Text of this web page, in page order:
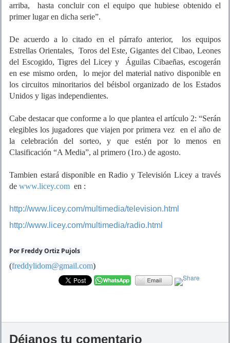
arriba, hasta concluir con el equipo que hubiese obtenido el
primer lugar en dicha serie”.
De acuerdo a lo citado en el párrafo anterior, los equipos
Estrellas Orientales, Toros del Este, Gigantes del Cibao, Leones
del Escogido, Tigres del Licey y Águilas Cibaeñas, escogerán
en ese mismo orden, lo mejor del material nativo disponible en
los circuitos minoritarios del béisbol organizado de los Estados
Unidos y ligas independientes.
Cabe destacar que conforme a lo que plantea el artículo 2: “Serán
elegibles los jugadores que viajen por primera vez en el año de
la celebración del sorteo, y que estén por lo menos en
Clasificación “A Media”, al primero (1ro.) de agosto.
Tambien estará disponible en Radio y Televisión Licey a través
de www.licey.com en :
http://www.licey.com/multimedia/television.html
http://www.licey.com/multimedia/radio.html
Por Freddy Ortiz Pujols
(freddylidom@gmail.com)
Déjanos tu comentario